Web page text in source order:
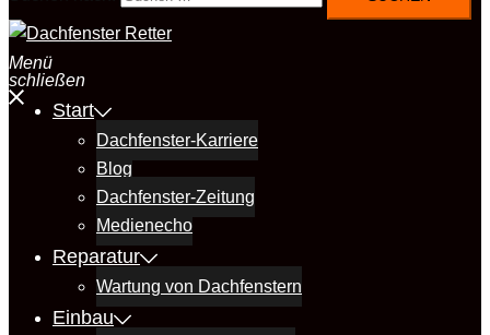
Menü
schließen
Start
Dachfenster-Karriere
Blog
Dachfenster-Zeitung
Medienecho
Reparatur
Wartung von Dachfenstern
Einbau